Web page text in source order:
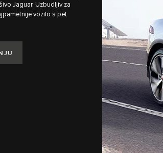
Jaguar. Uzbudljiv za
vozilo s pet